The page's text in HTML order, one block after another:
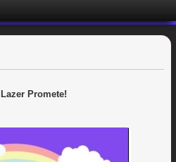
Promete!